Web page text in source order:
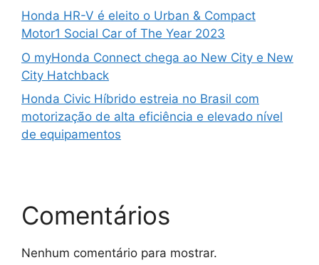
Honda HR-V é eleito o Urban & Compact
Motor1 Social Car of The Year 2023
O myHonda Connect chega ao New City e New
City Hatchback
Honda Civic Híbrido estreia no Brasil com
motorização de alta eficiência e elevado nível
de equipamentos
Comentários
Nenhum comentário para mostrar.